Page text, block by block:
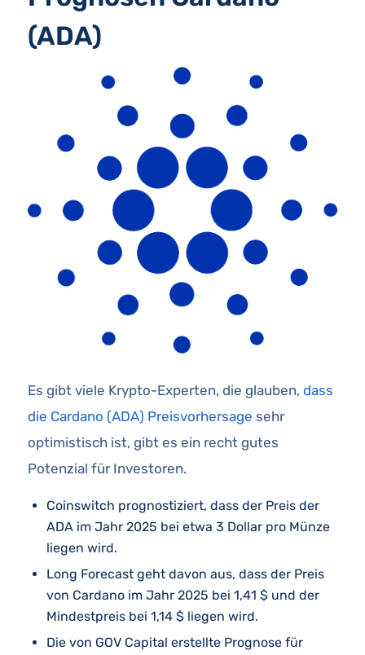
(ADA)
Es gibt viele Krypto-Experten, die glauben, dass
die Cardano (ADA) Preisvorhersage sehr
optimistisch ist, gibt es ein recht gutes
Potenzial für Investoren.
Coinswitch prognostiziert, dass der Preis der
ADA im Jahr 2025 bei etwa 3 Dollar pro Münze
liegen wird.
Long Forecast geht davon aus, dass der Preis
von Cardano im Jahr 2025 bei 1,41 $ und der
Mindestpreis bei 1,14 $ liegen wird.
Die von GOV Capital erstellte Prognose für